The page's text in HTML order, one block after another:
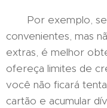
Por exemplo, se
convenientes, mas
extras, é melhor
ofereça limites de
você não ficará
cartão e acumular